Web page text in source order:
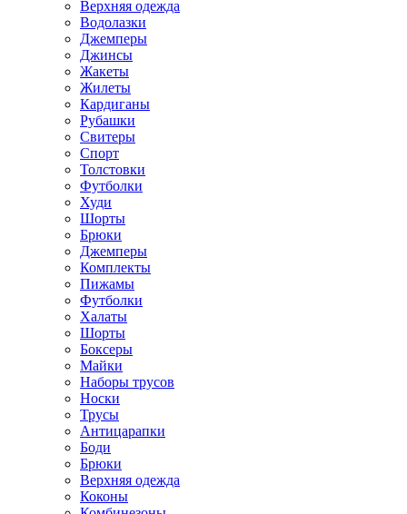
Верхняя одежда
Водолазки
Джемперы
Джинсы
Жакеты
Жилеты
Кардиганы
Рубашки
Свитеры
Спорт
Толстовки
Футболки
Худи
Шорты
Брюки
Джемперы
Комплекты
Пижамы
Футболки
Халаты
Шорты
Боксеры
Майки
Наборы трусов
Носки
Трусы
Антицарапки
Боди
Брюки
Верхняя одежда
Коконы